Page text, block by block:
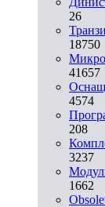
26
18750
41657
4574
208
3237
1662